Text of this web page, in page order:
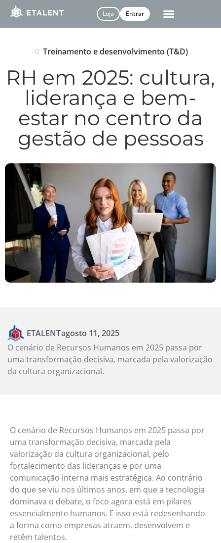
Loja Entrar
Treinamento e desenvolvimento (T&D)
RH em 2025: cultura,
liderança e bem-
estar no centro da
gestão de pessoas
ETALENTagosto 11, 2025
O cenário de Recursos Humanos em 2025 passa por
uma transformação decisiva, marcada pela valorização
da cultura organizacional.
O cenário de Recursos Humanos em 2025 passa por
uma transformação decisiva, marcada pela
valorização da cultura organizacional, pelo
fortalecimento das lideranças e por uma
comunicação interna mais estratégica. Ao contrário
do que se viu nos últimos anos, em que a tecnologia
dominava o debate, o foco agora está em pilares
essencialmente humanos. E isso está redesenhando
a forma como empresas atraem, desenvolvem e
retêm talentos.